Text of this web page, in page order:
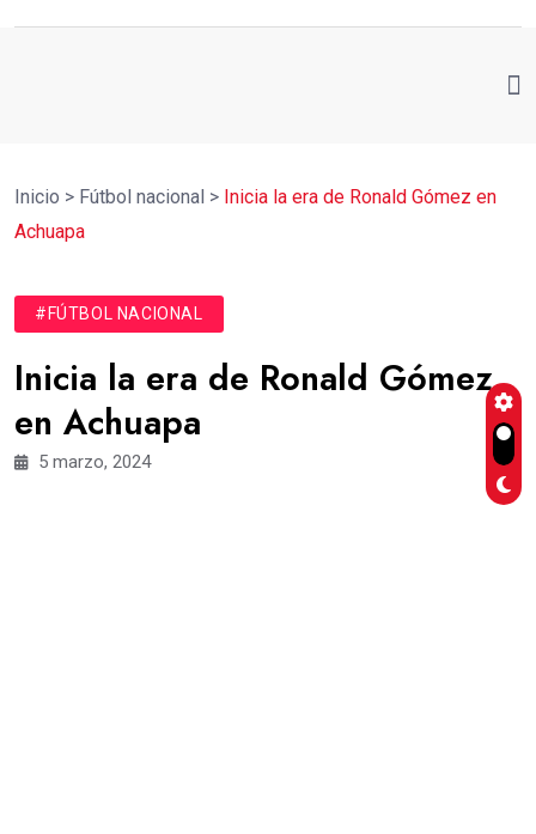
Inicio > Fútbol nacional > Inicia la era de Ronald Gómez en
Achuapa
#FÚTBOL NACIONAL
Inicia la era de Ronald Gómez
en Achuapa
5 marzo, 2024